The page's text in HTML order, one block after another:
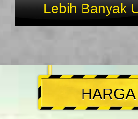
Lebih Banyak
HARGA